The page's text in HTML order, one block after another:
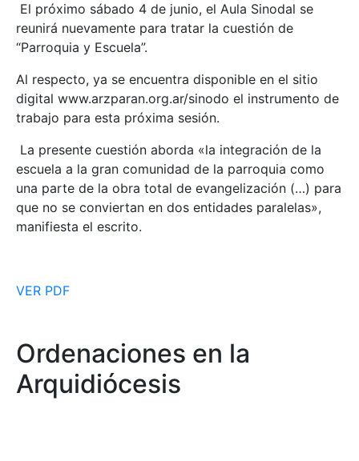
El próximo sábado 4 de junio, el Aula Sinodal se
reunirá nuevamente para tratar la cuestión de
“Parroquia y Escuela”.
Al respecto, ya se encuentra disponible en el sitio
digital www.arzparan.org.ar/sinodo el instrumento de
trabajo para esta próxima sesión.
La presente cuestión aborda «la integración de la
escuela a la gran comunidad de la parroquia como
una parte de la obra total de evangelización (…) para
que no se conviertan en dos entidades paralelas»,
manifiesta el escrito.
VER PDF
Ordenaciones en la
Arquidiócesis